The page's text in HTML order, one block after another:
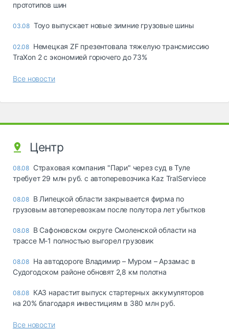
прототипов шин
03.08 Toyo выпускает новые зимние грузовые шины
02.08 Немецкая ZF презентовала тяжелую трансмиссию
TraXon 2 с экономией горючего до 73%
Все новости
Центр
08.08 Страховая компания "Пари" через суд в Туле
требует 29 млн руб. с автоперевозчика Kaz TralServiece
08.08 В Липецкой области закрывается фирма по
грузовым автоперевозкам после полутора лет убытков
08.08 В Сафоновском округе Смоленской области на
трассе М-1 полностью выгорел грузовик
08.08 На автодороге Владимир – Муром – Арзамас в
Судогодском районе обновят 2,8 км полотна
08.08 КАЗ нарастит выпуск стартерных аккумуляторов
на 20% благодаря инвестициям в 380 млн руб.
Все новости